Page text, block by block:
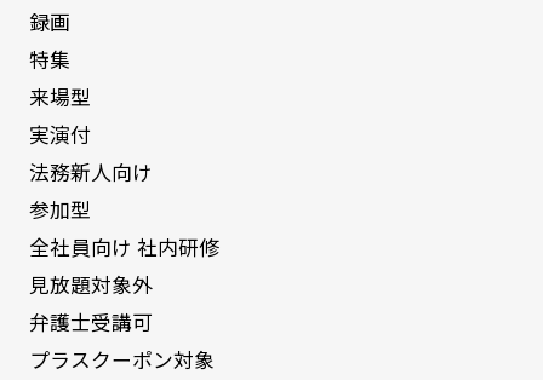
録画
特集
来場型
実演付
法務新人向け
参加型
全社員向け 社内研修
見放題対象外
弁護士受講可
プラスクーポン対象